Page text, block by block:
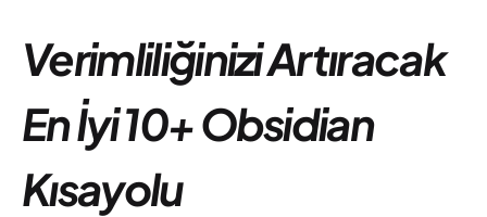
Verimliliğinizi Artıracak
En İyi 10+ Obsidian
Kısayolu